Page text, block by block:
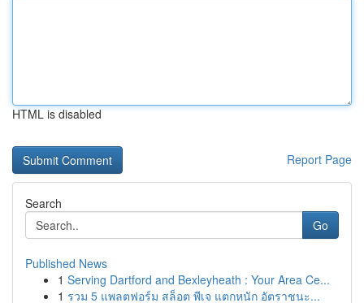
HTML is disabled
Report Page
Search
Go
Published News
1 Serving Dartford and Bexleyheath : Your Area Ce...
1 รวม 5 แพลตฟอร์ม สล็อต พีเจ แตกหนัก อัตราชนะ...